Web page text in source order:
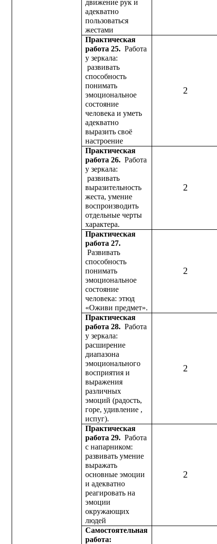
движение рук и
адекватно
пользоваться
жестами
Практическая
работа 25. Работа
у зеркала:
развивать
способность
понимать
эмоциональное
состояние
человека и уметь
адекватно
выразить своё
настроение
2
Практическая
работа 26. Работа
у зеркала:
развивать
выразительность
жеста, умение
воспроизводить
отдельные черты
характера.
2
Практическая
работа 27.
Развивать
способность
понимать
эмоциональное
состояние
человека: этюд
«Оживи предмет».
2
Практическая
работа 28. Работа
у зеркала:
расширение
диапазона
эмоционального
восприятия и
выражения
различных
эмоций (радость,
горе, удивление ,
испуг).
2
Практическая
работа 29. Работа
с напарником:
развивать умение
выражать
основные эмоции
и адекватно
реагировать на
эмоции
окружающих
людей
2
Самостоятельная
работа: